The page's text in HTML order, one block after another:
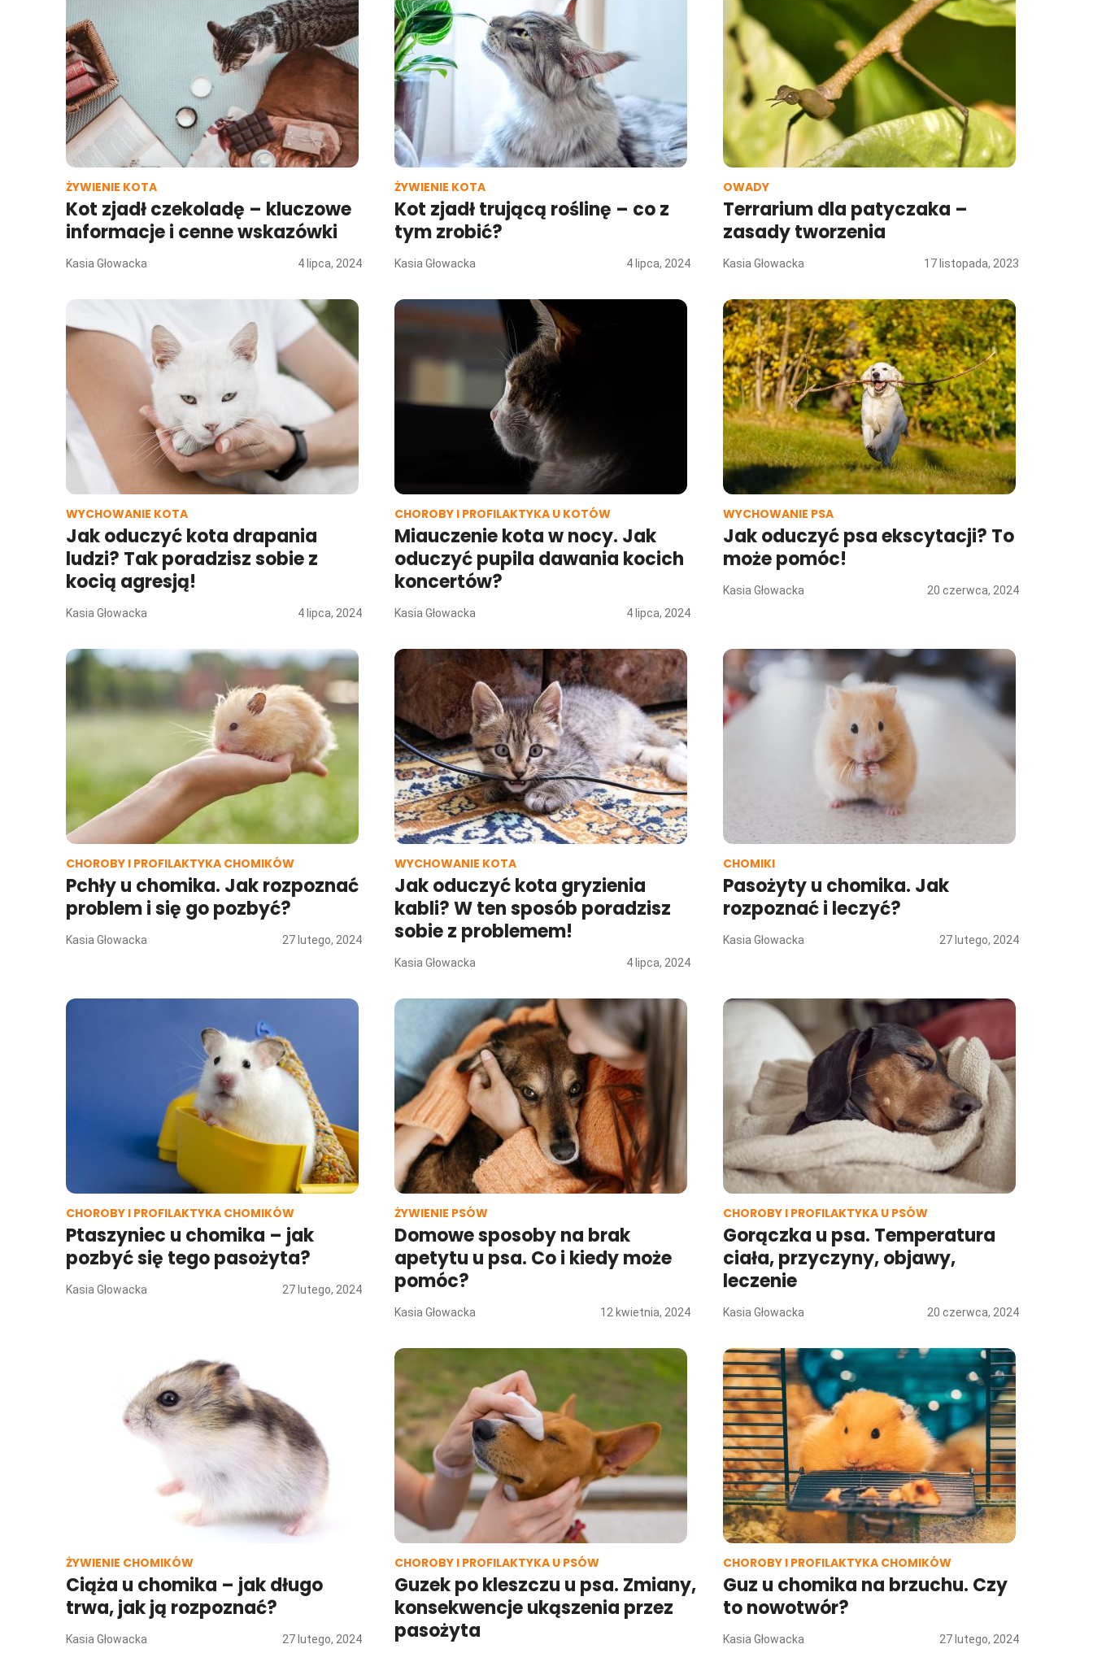
ŻYWIENIE KOTA
Kot zjadł czekoladę – kluczowe
informacje i cenne wskazówki
Kasia Głowacka 4 lipca, 2024
ŻYWIENIE KOTA
Kot zjadł trującą roślinę – co z
tym zrobić?
Kasia Głowacka 4 lipca, 2024
OWADY
Terrarium dla patyczaka –
zasady tworzenia
Kasia Głowacka 17 listopada, 2023
WYCHOWANIE KOTA
Jak oduczyć kota drapania
ludzi? Tak poradzisz sobie z
kocią agresją!
Kasia Głowacka 4 lipca, 2024
CHOROBY I PROFILAKTYKA U KOTÓW
Miauczenie kota w nocy. Jak
oduczyć pupila dawania kocich
koncertów?
Kasia Głowacka 4 lipca, 2024
WYCHOWANIE PSA
Jak oduczyć psa ekscytacji? To
może pomóc!
Kasia Głowacka 20 czerwca, 2024
CHOROBY I PROFILAKTYKA CHOMIKÓW
Pchły u chomika. Jak rozpoznać
problem i się go pozbyć?
Kasia Głowacka 27 lutego, 2024
WYCHOWANIE KOTA
Jak oduczyć kota gryzienia
kabli? W ten sposób poradzisz
sobie z problemem!
Kasia Głowacka 4 lipca, 2024
CHOMIKI
Pasożyty u chomika. Jak
rozpoznać i leczyć?
Kasia Głowacka 27 lutego, 2024
CHOROBY I PROFILAKTYKA CHOMIKÓW
Ptaszyniec u chomika – jak
pozbyć się tego pasożyta?
Kasia Głowacka 27 lutego, 2024
ŻYWIENIE PSÓW
Domowe sposoby na brak
apetytu u psa. Co i kiedy może
pomóc?
Kasia Głowacka 12 kwietnia, 2024
CHOROBY I PROFILAKTYKA U PSÓW
Gorączka u psa. Temperatura
ciała, przyczyny, objawy,
leczenie
Kasia Głowacka 20 czerwca, 2024
ŻYWIENIE CHOMIKÓW
Ciąża u chomika – jak długo
trwa, jak ją rozpoznać?
Kasia Głowacka 27 lutego, 2024
CHOROBY I PROFILAKTYKA U PSÓW
Guzek po kleszczu u psa. Zmiany,
konsekwencje ukąszenia przez
pasożyta
CHOROBY I PROFILAKTYKA CHOMIKÓW
Guz u chomika na brzuchu. Czy
to nowotwór?
Kasia Głowacka 27 lutego, 2024